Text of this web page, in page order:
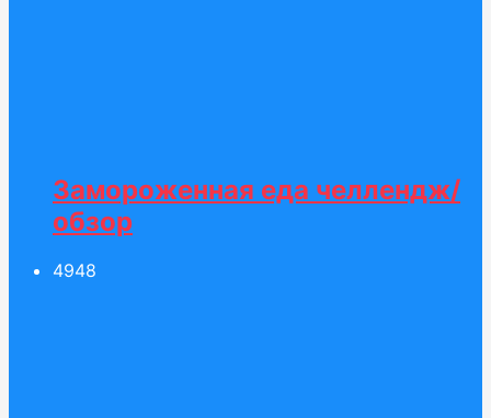
Замороженная еда челлендж/
обзор
4948